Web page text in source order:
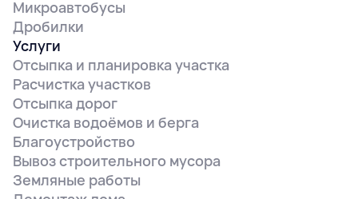
Микроавтобусы
Дробилки
Услуги
Отсыпка и планировка участка
Расчистка участков
Отсыпка дорог
Очистка водоёмов и берга
Благоустройство
Вывоз строительного мусора
Земляные работы